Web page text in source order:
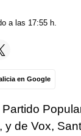
a las 17:55 h.
en Google
y de Vox,